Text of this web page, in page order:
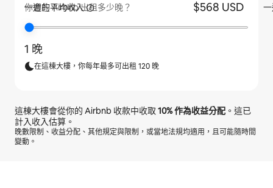
你會在 Airbnb 出租多少晚？
1 晚
在這棟大樓，你每年最多可出租 120 晚
這棟大樓會從你的 Airbnb 收款中收取 10%作為收益分配 。這已
計入收入估算。
晚數限制、收益分配、其他規定與限制，或當地法規均適用，且可能隨時間
變動。
一週的平均收入 $568 USD